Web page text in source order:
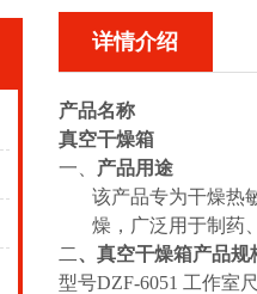
详情介绍
产品名称
真空干燥箱
一、 产品用途
该产品专为干燥热
燥，广泛用于制药
二、真空干燥箱产品规
型号DZF-6051 工作室